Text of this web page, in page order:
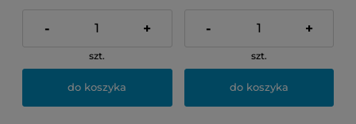
- +
szt.
do koszyka
- +
szt.
do koszyka